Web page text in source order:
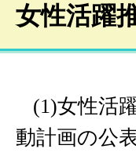
女性活躍
(1)女性活
動計画の公